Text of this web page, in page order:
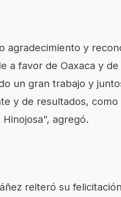
agradecimiento y
a favor de Oaxaca y
un gran trabajo y
y de resultados,
agregó.
reiteró su